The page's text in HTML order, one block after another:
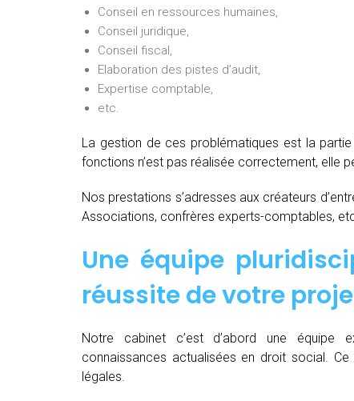
Conseil en ressources humaines,
Conseil juridique,
Conseil fiscal,
Elaboration des pistes d’audit,
Expertise comptable,
etc.
La gestion de ces problématiques est la
fonctions n’est pas réalisée correctement, elle
Nos prestations s’adresses aux créateurs
Associations, confrères experts-comptables,
Une équipe
réussite de votre
Notre cabinet c’est d’abord une équipe
connaissances actualisées en droit social.
légales.